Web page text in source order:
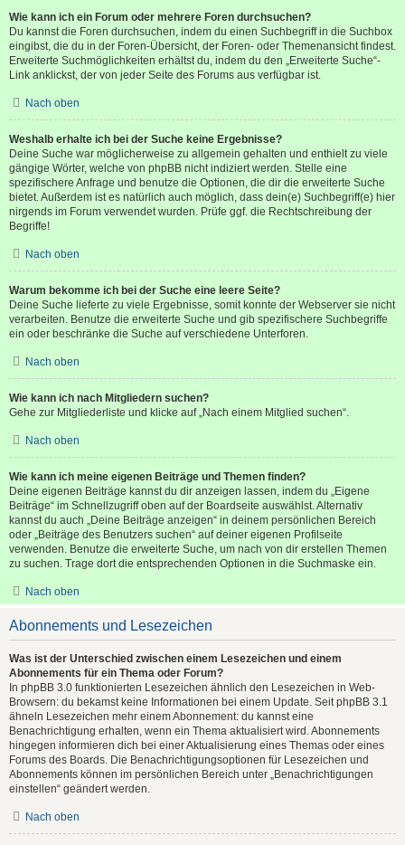
Wie kann ich ein Forum oder mehrere Foren durchsuchen?
Du kannst die Foren durchsuchen, indem du einen Suchbegriff in die Suchbox
eingibst, die du in der Foren-Übersicht, der Foren- oder Themenansicht findest.
Erweiterte Suchmöglichkeiten erhältst du, indem du den „Erweiterte Suche“-
Link anklickst, der von jeder Seite des Forums aus verfügbar ist.
Nach oben
Weshalb erhalte ich bei der Suche keine Ergebnisse?
Deine Suche war möglicherweise zu allgemein gehalten und enthielt zu viele
gängige Wörter, welche von phpBB nicht indiziert werden. Stelle eine
spezifischere Anfrage und benutze die Optionen, die dir die erweiterte Suche
bietet. Außerdem ist es natürlich auch möglich, dass dein(e) Suchbegriff(e) hier
nirgends im Forum verwendet wurden. Prüfe ggf. die Rechtschreibung der
Begriffe!
Nach oben
Warum bekomme ich bei der Suche eine leere Seite?
Deine Suche lieferte zu viele Ergebnisse, somit konnte der Webserver sie nicht
verarbeiten. Benutze die erweiterte Suche und gib spezifischere Suchbegriffe
ein oder beschränke die Suche auf verschiedene Unterforen.
Nach oben
Wie kann ich nach Mitgliedern suchen?
Gehe zur Mitgliederliste und klicke auf „Nach einem Mitglied suchen“.
Nach oben
Wie kann ich meine eigenen Beiträge und Themen finden?
Deine eigenen Beiträge kannst du dir anzeigen lassen, indem du „Eigene
Beiträge“ im Schnellzugriff oben auf der Boardseite auswählst. Alternativ
kannst du auch „Deine Beiträge anzeigen“ in deinem persönlichen Bereich
oder „Beiträge des Benutzers suchen“ auf deiner eigenen Profilseite
verwenden. Benutze die erweiterte Suche, um nach von dir erstellen Themen
zu suchen. Trage dort die entsprechenden Optionen in die Suchmaske ein.
Nach oben
Abonnements und Lesezeichen
Was ist der Unterschied zwischen einem Lesezeichen und einem
Abonnements für ein Thema oder Forum?
In phpBB 3.0 funktionierten Lesezeichen ähnlich den Lesezeichen in Web-
Browsern: du bekamst keine Informationen bei einem Update. Seit phpBB 3.1
ähneln Lesezeichen mehr einem Abonnement: du kannst eine
Benachrichtigung erhalten, wenn ein Thema aktualisiert wird. Abonnements
hingegen informieren dich bei einer Aktualisierung eines Themas oder eines
Forums des Boards. Die Benachrichtigungsoptionen für Lesezeichen und
Abonnements können im persönlichen Bereich unter „Benachrichtigungen
einstellen“ geändert werden.
Nach oben